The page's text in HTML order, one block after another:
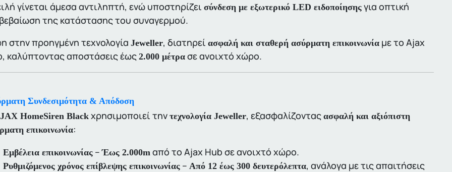
γίνεται άμεσα αντιληπτή, ενώ υποστηρίζει σύνδεση με εξωτερικό LED ειδοποίησηςγια οπτική
της κατάστασης του συναγερμού.
στην προηγμένη τεχνολογία Jeweller, διατηρεί ασφαλή και σταθερή ασύρματη επικοινωνίαμε το Ajax
καλύπτοντας αποστάσεις έως 2.000 μέτρασε ανοιχτό χώρο.
Συνδεσιμότητα & Απόδοση
HomeSiren Blackχρησιμοποιεί την τεχνολογία Jeweller, εξασφαλίζοντας ασφαλή και αξιόπιστη
επικοινωνία:
Εμβέλεια επικοινωνίας–Έως 2.000mαπό το Ajax Hub σε ανοιχτό χώρο.
Ρυθμιζόμενος χρόνος επίβλεψης επικοινωνίας– Από 12 έως 300 δευτερόλεπτα, ανάλογα με τις απαιτήσεις